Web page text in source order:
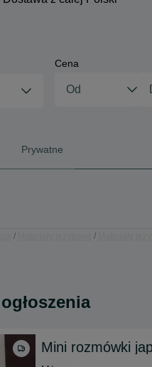
Cena
Prywatne
Mini rozmówki